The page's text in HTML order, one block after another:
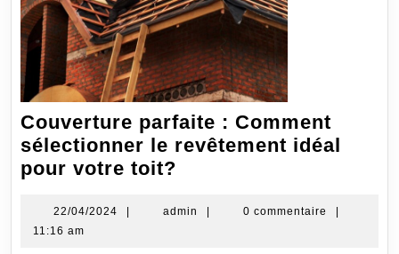
Couverture parfaite : Comment
sélectionner le revêtement idéal
pour votre toit?
:
22/04/2024 22/04/2024
| admin admin
| 0 commentaire
|
11:16 am